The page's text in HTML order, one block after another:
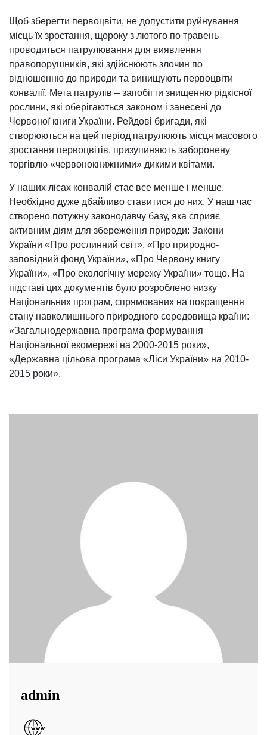
Щоб зберегти первоцвіти, не допустити руйнування
місць їх зростання, щороку з лютого по травень
проводиться патрулювання для виявлення
правопорушників, які здійснюють злочин по
відношенню до природи та винищують первоцвіти
конвалії. Мета патрулів – запобігти знищенню рідкісної
рослини, які оберігаються законом і занесені до
Червоної книги України. Рейдові бригади, які
створюються на цей період патрулюють місця масового
зростання первоцвітів, призупиняють заборонену
торгівлю «червонокнижними» дикими квітами.
У наших лісах конвалій стає все менше і менше.
Необхідно дуже дбайливо ставитися до них. У наш час
створено потужну законодавчу базу, яка сприяє
активним діям для збереження природи: Закони
України «Про рослинний світ», «Про природно-
заповідний фонд України», «Про Червону книгу
України», «Про екологічну мережу України» тощо. На
підставі цих документів було розроблено низку
Національних програм, спрямованих на покращення
стану навколишнього природного середовища країни:
«Загальнодержавна програма формування
Національної екомережі на 2000-2015 роки»,
«Державна цільова програма «Ліси України» на 2010-
2015 роки».
admin